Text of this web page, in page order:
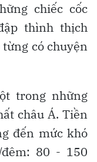
chiếc cốc
thình thịch
có chuyện
trong những
châu Á. Tiền
đến mức khó
80 - 150